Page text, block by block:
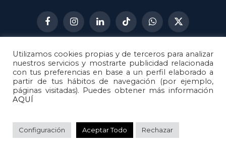
FacebookInstagramLinkedInTikTokWhatsApp
X
(Twitter)
AVISO LEGAL
METODOLOGÍA
POLÍTICA DE COOKIES
POLÍTICA DE CORRECCIONES
© 2026Metech. Todos los derechos reservados.
Utilizamos cookies propias y de terceros para analizar
nuestros servicios y mostrarte publicidad relacionada
con tus preferencias en base a un perfil elaborado a
partir de tus hábitos de navegación (por ejemplo,
páginas visitadas). Puedes obtener más información
AQUÍ
Configuración Aceptar Todo Rechazar